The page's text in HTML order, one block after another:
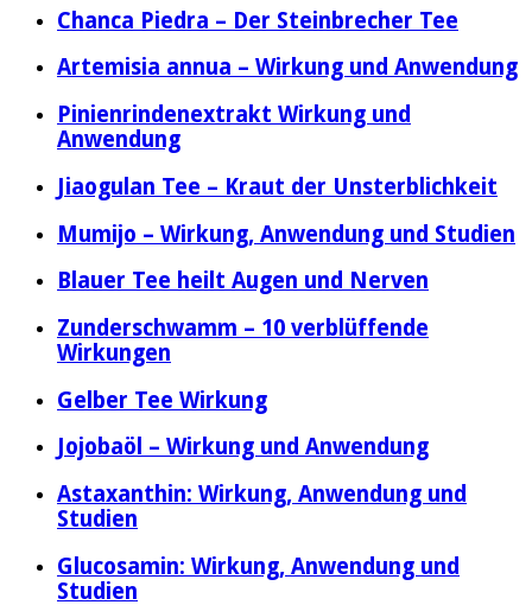
Chanca Piedra – Der Steinbrecher Tee
Artemisia annua – Wirkung und Anwendung
Pinienrindenextrakt Wirkung und
Anwendung
Jiaogulan Tee – Kraut der Unsterblichkeit
Mumijo – Wirkung, Anwendung und Studien
Blauer Tee heilt Augen und Nerven
Zunderschwamm – 10 verblüffende
Wirkungen
Gelber Tee Wirkung
Jojobaöl – Wirkung und Anwendung
Astaxanthin: Wirkung, Anwendung und
Studien
Glucosamin: Wirkung, Anwendung und
Studien